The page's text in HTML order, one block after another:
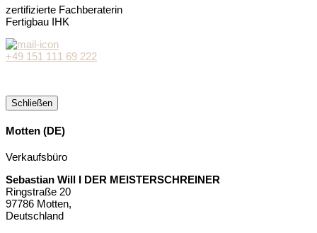
zertifizierte Fachberaterin
Fertigbau IHK
+49 151 111 69 222
Schließen
Motten (DE)
Verkaufsbüro
Sebastian Will I DER MEISTERSCHREINER
Ringstraße 20
97786 Motten,
Deutschland